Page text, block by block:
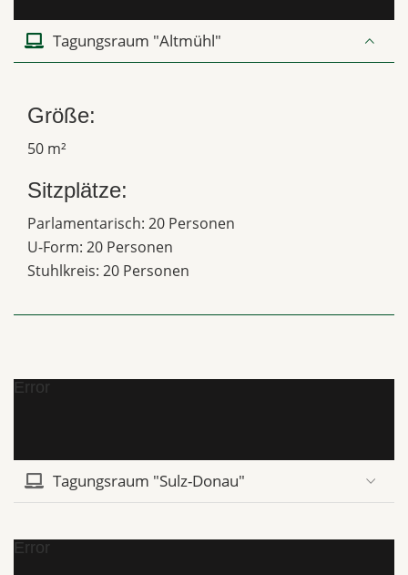
Tagungsraum "Altmühl"
Größe:
50 m²
Sitzplätze:
Parlamentarisch: 20 Personen
U-Form: 20 Personen
Stuhlkreis: 20 Personen
Error
Tagungsraum "Sulz-Donau"
Error